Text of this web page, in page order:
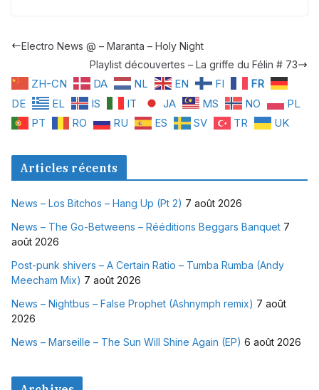
Electro News @ – Maranta – Holy Night
Playlist découvertes – La griffe du Félin # 73
ZH-CN DA NL EN FI
FR
DE
EL IS IT JA MS NO
PL
PT
RO RU ES SV TR UK
Articles récents
News – Los Bitchos – Hang Up (Pt 2) 7 août 2026
News – The Go-Betweens – Rééditions Beggars Banquet 7
août 2026
Post-punk shivers – A Certain Ratio – Tumba Rumba (Andy
Meecham Mix) 7 août 2026
News – Nightbus – False Prophet (Ashnymph remix) 7 août
2026
News – Marseille – The Sun Will Shine Again (EP) 6 août 2026